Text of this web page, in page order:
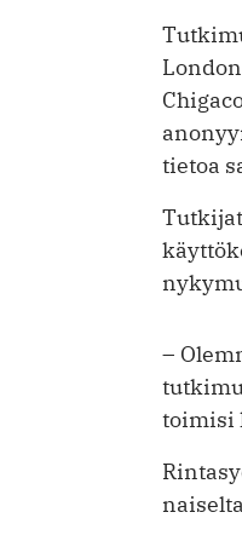
tietoa
–
toimisi